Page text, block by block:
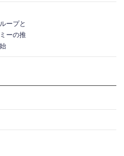
ープと
ーの推